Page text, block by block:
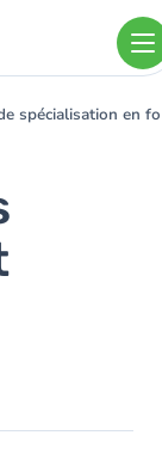
spécialisation en